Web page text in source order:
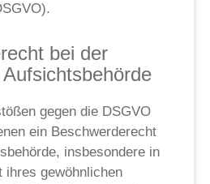
bei der
gegen die DSGVO
ein Beschwerderecht
insbesondere in
ihres gewöhnlichen